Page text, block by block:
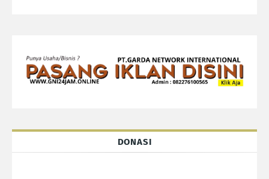
DONASI